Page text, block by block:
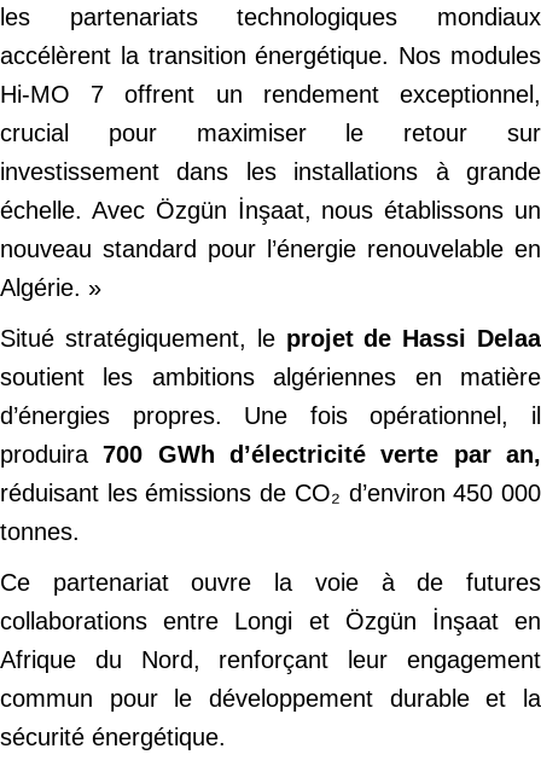
les partenariats technologiques mondiaux
accélèrent la transition énergétique. Nos modules
Hi-MO 7 offrent un rendement exceptionnel,
crucial pour maximiser le retour sur
investissement dans les installations à grande
échelle. Avec Özgün İnşaat, nous établissons un
nouveau standard pour l’énergie renouvelable en
Algérie. »
Situé stratégiquement, le projet de Hassi Delaa
soutient les ambitions algériennes en matière
d’énergies propres. Une fois opérationnel, il
produira700 GWh d’électricité verte par an,
réduisant les émissions de CO₂ d’environ 450 000
tonnes.
Ce partenariat ouvre la voie à de futures
collaborations entre Longi et Özgün İnşaat en
Afrique du Nord, renforçant leur engagement
commun pour le développement durable et la
sécurité énergétique.